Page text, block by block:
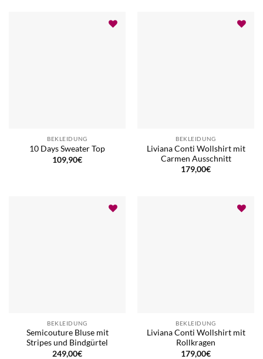
BEKLEIDUNG
10 Days Sweater Top
109,90€
BEKLEIDUNG
Liviana Conti Wollshirt mit
Carmen Ausschnitt
179,00€
BEKLEIDUNG
Semicouture Bluse mit
Stripes und Bindgürtel
249,00€
BEKLEIDUNG
Liviana Conti Wollshirt mit
Rollkragen
179,00€